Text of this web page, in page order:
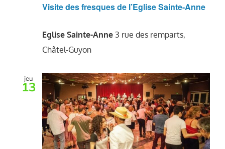
Visite des fresques de l’Eglise Sainte-Anne
Eglise Sainte-Anne 3 rue des remparts,
Châtel-Guyon
jeu
13